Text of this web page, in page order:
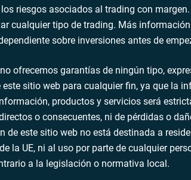
riesgos asociados al trading con
cualquier tipo de trading. Más
sobre inversiones antes de
ofrecemos garantías de ningún tipo,
sitio web para cualquier fin, ya que la
productos y servicios será
o consecuentes, ni de pérdidas o
este sitio web no está destinada a
la UE, ni al uso por parte de cualquier
a la legislación o normativa local.